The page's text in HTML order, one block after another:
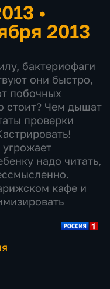
•
2013
бактериофаги
они быстро,
побочных
стоит? Чем дышат
проверки
надо читать,
кафе и